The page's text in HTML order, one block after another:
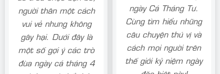
người thân một cách
vui vẻ nhưng không
gây hại. Dưới đây là
một số gợi ý các trò
đùa ngày cá tháng 4
ngày Cá Tháng Tư.
Cùng tìm hiểu những
câu chuyện thú vị và
cách mọi người trên
thế giới kỷ niệm ngày